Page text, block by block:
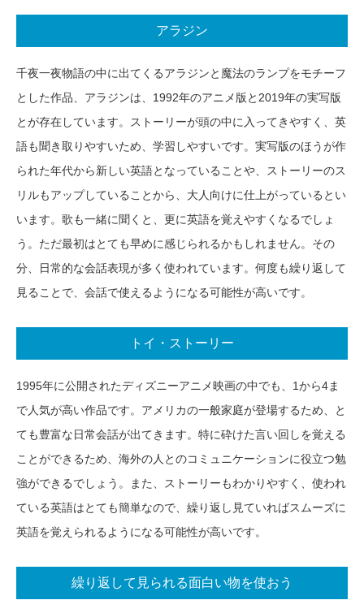
アラジン
千夜一夜物語の中に出てくるアラジンと魔法のランプをモチーフ
とした作品、アラジンは、1992年のアニメ版と2019年の実写版
とが存在しています。ストーリーが頭の中に入ってきやすく、英
語も聞き取りやすいため、学習しやすいです。実写版のほうが作
られた年代から新しい英語となっていることや、ストーリーのス
リルもアップしていることから、大人向けに仕上がっているとい
います。歌も一緒に聞くと、更に英語を覚えやすくなるでしょ
う。ただ最初はとても早めに感じられるかもしれません。その
分、日常的な会話表現が多く使われています。何度も繰り返して
見ることで、会話で使えるようになる可能性が高いです。
トイ・ストーリー
1995年に公開されたディズニーアニメ映画の中でも、1から4ま
で人気が高い作品です。アメリカの一般家庭が登場するため、と
ても豊富な日常会話が出てきます。特に砕けた言い回しを覚える
ことができるため、海外の人とのコミュニケーションに役立つ勉
強ができるでしょう。また、ストーリーもわかりやすく、使われ
ている英語はとても簡単なので、繰り返し見ていればスムーズに
英語を覚えられるようになる可能性が高いです。
繰り返して見られる面白い物を使おう